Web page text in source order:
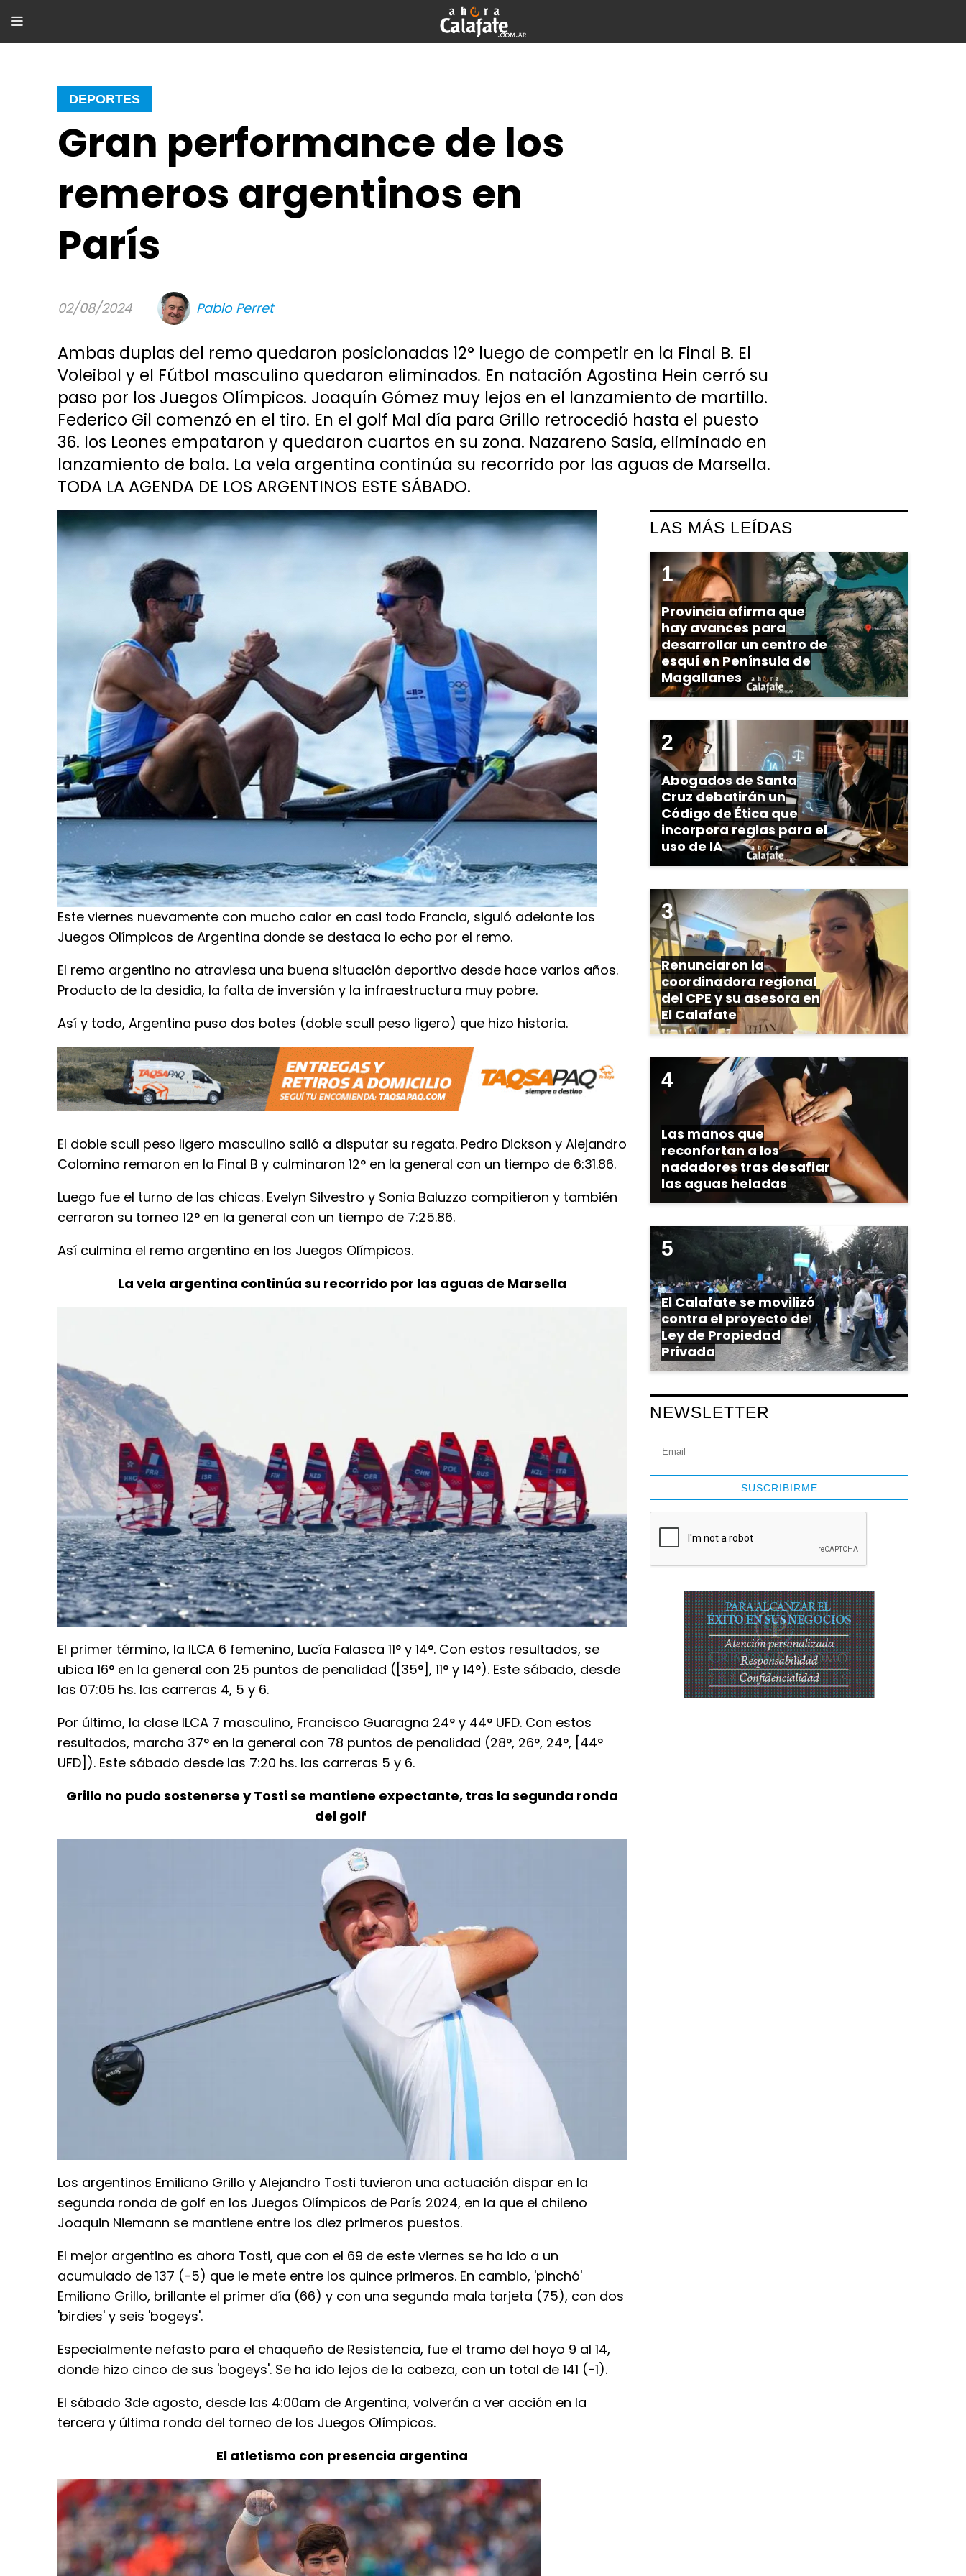
Gran performance de los
remeros argentinos en
París
Ambas duplas del remo quedaron posicionadas 12° luego de competir en la Final B. El
Voleibol y el Fútbol masculino quedaron eliminados. En natación Agostina Hein cerró su
paso por los Juegos Olímpicos. Joaquín Gómez muy lejos en el lanzamiento de martillo.
Federico Gil comenzó en el tiro. En el golf Mal día para Grillo retrocedió hasta el puesto
36. los Leones empataron y quedaron cuartos en su zona. Nazareno Sasia, eliminado en
lanzamiento de bala. La vela argentina continúa su recorrido por las aguas de Marsella.
TODA LA AGENDA DE LOS ARGENTINOS ESTE SÁBADO.
DEPORTES
02/08/2024 Pablo Perret
Este viernes nuevamente con mucho calor en casi todo Francia, siguió adelante los
Juegos Olímpicos de Argentina donde se destaca lo echo por el remo.
El remo argentino no atraviesa una buena situación deportivo desde hace varios años.
Producto de la desidia, la falta de inversión y la infraestructura muy pobre.
Así y todo, Argentina puso dos botes (doble scull peso ligero) que hizo historia.
El doble scull peso ligero masculino salió a disputar su regata. Pedro Dickson y Alejandro
Colomino remaron en la Final B y culminaron 12° en la general con un tiempo de 6:31.86.
Luego fue el turno de las chicas. Evelyn Silvestro y Sonia Baluzzo compitieron y también
cerraron su torneo 12° en la general con un tiempo de 7:25.86.
Así culmina el remo argentino en los Juegos Olímpicos.
La vela argentina continúa su recorrido por las aguas de Marsella
El primer término, la ILCA 6 femenino, Lucía Falasca 11° y 14°. Con estos resultados, se
ubica 16° en la general con 25 puntos de penalidad ([35°], 11° y 14°). Este sábado, desde
las 07:05 hs. las carreras 4, 5 y 6.
Por último, la clase ILCA 7 masculino, Francisco Guaragna 24° y 44° UFD. Con estos
resultados, marcha 37° en la general con 78 puntos de penalidad (28°, 26°, 24°, [44°
UFD]). Este sábado desde las 7:20 hs. las carreras 5 y 6.
Grillo no pudo sostenerse y Tosti se mantiene expectante, tras la segunda ronda
del golf
Los argentinos Emiliano Grillo y Alejandro Tosti tuvieron una actuación dispar en la
segunda ronda de golf en los Juegos Olímpicos de París 2024, en la que el chileno
Joaquin Niemann se mantiene entre los diez primeros puestos.
El mejor argentino es ahora Tosti, que con el 69 de este viernes se ha ido a un
acumulado de 137 (-5) que le mete entre los quince primeros. En cambio, 'pinchó'
Emiliano Grillo, brillante el primer día (66) y con una segunda mala tarjeta (75), con dos
'birdies' y seis 'bogeys'.
Especialmente nefasto para el chaqueño de Resistencia, fue el tramo del hoyo 9 al 14,
donde hizo cinco de sus 'bogeys'. Se ha ido lejos de la cabeza, con un total de 141 (-1).
El sábado 3de agosto, desde las 4:00am de Argentina, volverán a ver acción en la
tercera y última ronda del torneo de los Juegos Olímpicos.
El atletismo con presencia argentina
LAS MÁS LEÍDAS
Provincia afirma que
hay avances para
desarrollar un centro de
esquí en Península de
Magallanes
Abogados de Santa
Cruz debatirán un
Código de Ética que
incorpora reglas para el
uso de IA
Renunciaron la
coordinadora regional
del CPE y su asesora en
El Calafate
Las manos que
reconfortan a los
nadadores tras desafiar
las aguas heladas
El Calafate se movilizó
contra el proyecto de
Ley de Propiedad
Privada
NEWSLETTER
SUSCRIBIRME